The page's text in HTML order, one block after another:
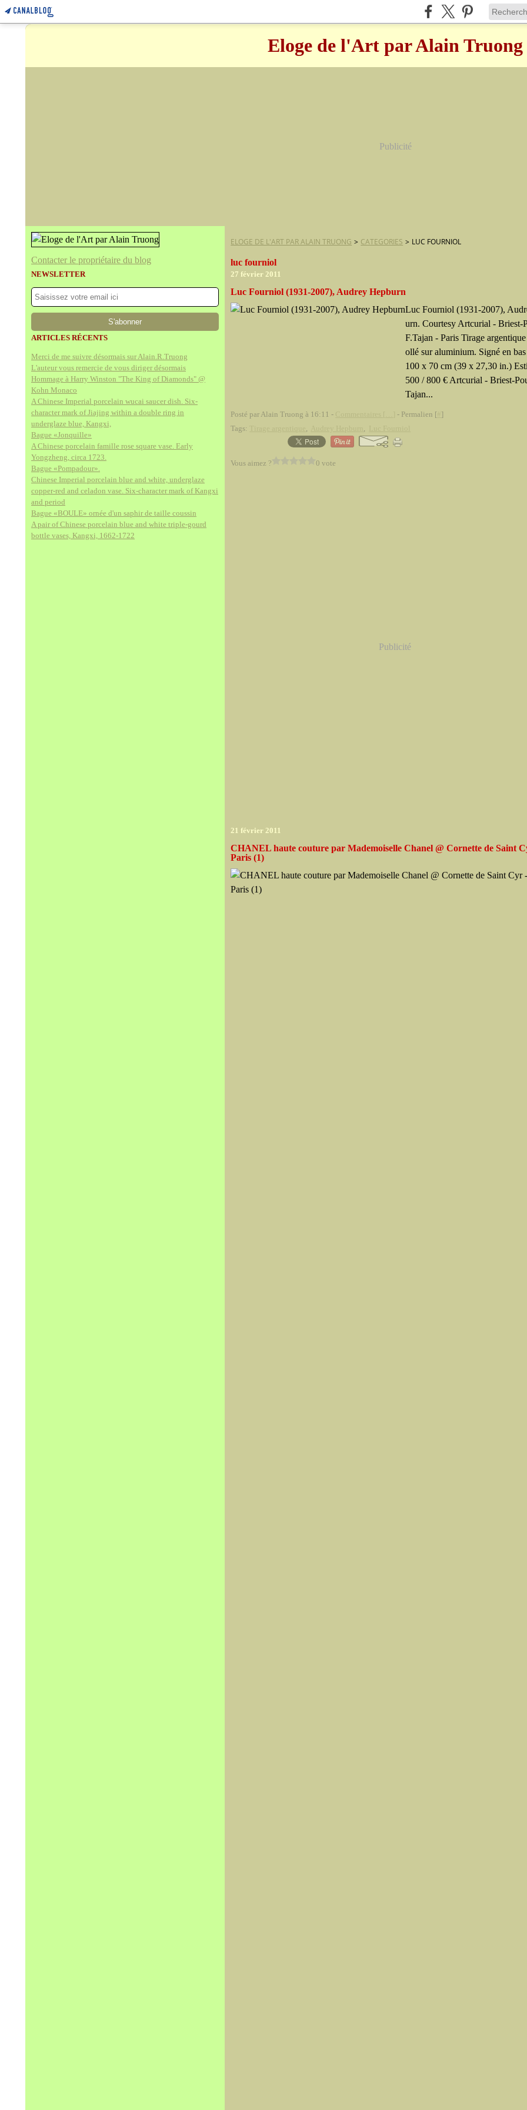
Eloge de l'Art par Alain Truong
Publicité
Contacter le propriétaire du blog
NEWSLETTER
ARTICLES RÉCENTS
Merci de me suivre désormais sur Alain.R.Truong
L'auteur vous remercie de vous diriger désormais
Hommage à Harry Winston "The King of Diamonds" @
Kohn Monaco
A Chinese Imperial porcelain wucai saucer dish. Six-
character mark of Jiajing within a double ring in
underglaze blue, Kangxi,
Bague «Jonquille»
A Chinese porcelain famille rose square vase. Early
Yongzheng, circa 1723.
Bague «Pompadour».
Chinese Imperial porcelain blue and white, underglaze
copper-red and celadon vase. Six-character mark of Kangxi
and period
Bague «BOULE» ornée d'un saphir de taille coussin
A pair of Chinese porcelain blue and white triple-gourd
bottle vases, Kangxi, 1662-1722
ELOGE DE L'ART PAR ALAIN TRUONG > CATEGORIES > LUC FOURNIOL
luc fourniol
27 février 2011
Luc Fourniol (1931-2007), Audrey Hepburn
Luc Fourniol (1931-2007),
urn. Courtesy Artcurial - Briest-
F.Tajan - Paris Tirage
ollé sur aluminium. Signé en
100 x 70 cm (39 x 27,30 in.)
500 / 800 € Artcurial - Briest-
Tajan...
Posté par Alain Truong à 16:11 - - Permalien [ ]
Tags:
, ,
Vous aimez ? 0 vote
Publicité
21 février 2011
CHANEL haute couture par Mademoiselle Chanel @ Cornette de Saint
Paris (1)